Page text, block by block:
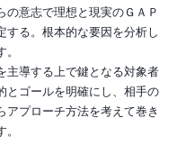
の意志で理想と現実のＧＡＰ
する。根本的な要因を分析し
主導する上で鍵となる対象者
とゴールを明確にし、相手の
アプローチ方法を考えて巻き